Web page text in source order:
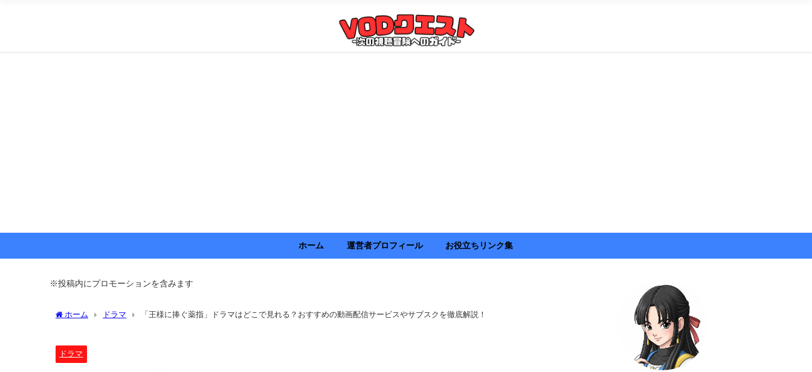
ホーム 運営者プロフィール お役立ちリンク集
※投稿内にプロモーションを含みます
ホーム ドラマ 「王様に捧ぐ薬指」ドラマはどこで見れる？おすすめの動画配信サービスやサブスクを徹底解説！
ドラマ